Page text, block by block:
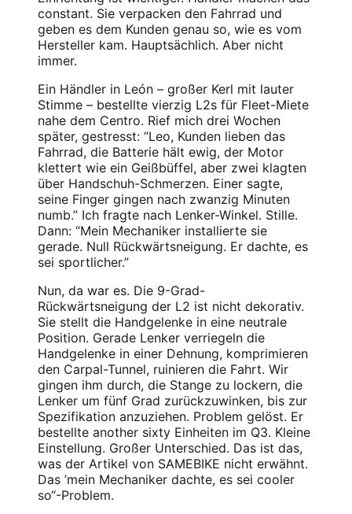
constant. Sie verpacken den Fahrrad und
geben es dem Kunden genau so, wie es vom
Hersteller kam. Hauptsächlich. Aber nicht
immer.
Ein Händler in León – großer Kerl mit lauter
Stimme – bestellte vierzig L2s für Fleet-Miete
nahe dem Centro. Rief mich drei Wochen
später, gestresst: “Leo, Kunden lieben das
Fahrrad, die Batterie hält ewig, der Motor
klettert wie ein Geißbüffel, aber zwei klagten
über Handschuh-Schmerzen. Einer sagte,
seine Finger gingen nach zwanzig Minuten
numb.” Ich fragte nach Lenker-Winkel. Stille.
Dann: “Mein Mechaniker installierte sie
gerade. Null Rückwärtsneigung. Er dachte, es
sei sportlicher.”
Nun, da war es. Die 9-Grad-
Rückwärtsneigung der L2 ist nicht dekorativ.
Sie stellt die Handgelenke in eine neutrale
Position. Gerade Lenker verriegeln die
Handgelenke in einer Dehnung, komprimieren
den Carpal-Tunnel, ruinieren die Fahrt. Wir
gingen ihm durch, die Stange zu lockern, die
Lenker um fünf Grad zurückzuwinken, bis zur
Spezifikation anzuziehen. Problem gelöst. Er
bestellte another sixty Einheiten im Q3. Kleine
Einstellung. Großer Unterschied. Das ist das,
was der Artikel von SAMEBIKE nicht erwähnt.
Das ’mein Mechaniker dachte, es sei cooler
so“-Problem.